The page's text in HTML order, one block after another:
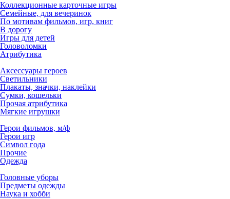
Коллекционные карточные игры
Семейные, для вечеринок
По мотивам фильмов, игр, книг
В дорогу
Игры для детей
Головоломки
Атрибутика
Аксессуары героев
Светильники
Плакаты, значки, наклейки
Сумки, кошельки
Прочая атрибутика
Мягкие игрушки
Герои фильмов, м/ф
Герои игр
Символ года
Прочие
Одежда
Головные уборы
Предметы одежды
Наука и хобби